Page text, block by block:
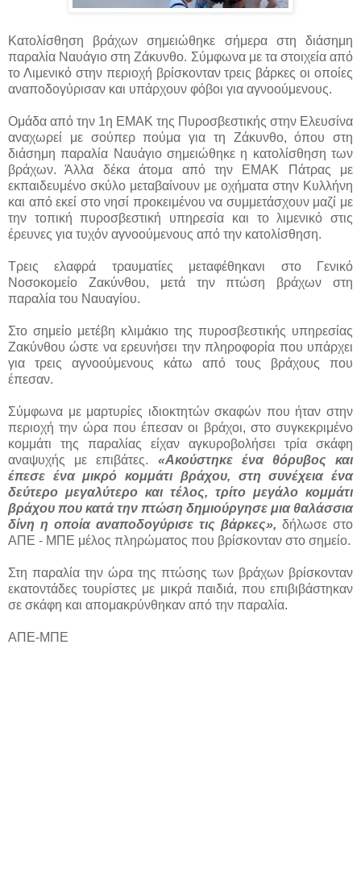
Κατολίσθηση βράχων σημειώθηκε σήμερα στη διάσημη
παραλία Ναυάγιο στη Ζάκυνθο. Σύμφωνα με τα στοιχεία από
το Λιμενικό στην περιοχή βρίσκονταν τρεις βάρκες οι οποίες
αναποδογύρισαν και υπάρχουν φόβοι για αγνοούμενους.
Ομάδα από την 1η ΕΜΑΚ της Πυροσβεστικής στην Ελευσίνα
αναχωρεί με σούπερ πούμα για τη Ζάκυνθο, όπου στη
διάσημη παραλία Ναυάγιο σημειώθηκε η κατολίσθηση των
βράχων. Άλλα δέκα άτομα από την ΕΜΑΚ Πάτρας με
εκπαιδευμένο σκύλο μεταβαίνουν με οχήματα στην Κυλλήνη
και από εκεί στο νησί προκειμένου να συμμετάσχουν μαζί με
την τοπική πυροσβεστική υπηρεσία και το λιμενικό στις
έρευνες για τυχόν αγνοούμενους από την κατολίσθηση.
Τρεις ελαφρά τραυματίες μεταφέθηκανι στο Γενικό
Νοσοκομείο Ζακύνθου, μετά την πτώση βράχων στη
παραλία του Ναυαγίου.
Στο σημείο μετέβη κλιμάκιο της πυροσβεστικής υπηρεσίας
Ζακύνθου ώστε να ερευνήσει την πληροφορία που υπάρχει
για τρεις αγνοούμενους κάτω από τους βράχους που
έπεσαν.
Σύμφωνα με μαρτυρίες ιδιοκτητών σκαφών που ήταν στην
περιοχή την ώρα που έπεσαν οι βράχοι, στο συγκεκριμένο
κομμάτι της παραλίας είχαν αγκυροβολήσει τρία σκάφη
αναψυχής με επιβάτες. «Ακούστηκε ένα θόρυβος και
έπεσε ένα μικρό κομμάτι βράχου, στη συνέχεια ένα
δεύτερο μεγαλύτερο και τέλος, τρίτο μεγάλο κομμάτι
βράχου που κατά την πτώση δημιούργησε μια θαλάσσια
δίνη η οποία αναποδογύρισε τις βάρκες», δήλωσε στο
ΑΠΕ - ΜΠΕ μέλος πληρώματος που βρίσκονταν στο σημείο.
Στη παραλία την ώρα της πτώσης των βράχων βρίσκονταν
εκατοντάδες τουρίστες με μικρά παιδιά, που επιβιβάστηκαν
σε σκάφη και απομακρύνθηκαν από την παραλία.
ΑΠΕ-ΜΠΕ